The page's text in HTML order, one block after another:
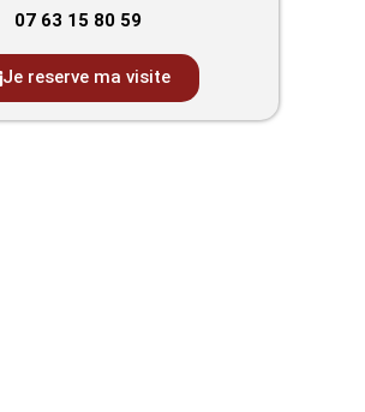
07 63 15 80 59
Je reserve ma visite